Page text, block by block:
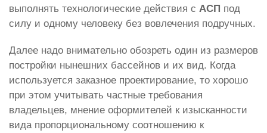
выполнять технологические действия с АСП под
силу и одному человеку без вовлечения подручных.
Далее надо внимательно обозреть один из размеров
постройки нынешних бассейнов и их вид. Когда
используется заказное проектирование, то хорошо
при этом учитывать частные требования
владельцев, мнение оформителей к изысканности
вида пропорциональному соотношению к